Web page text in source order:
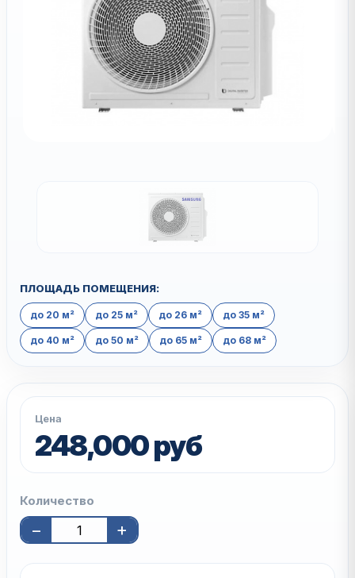
ПЛОЩАДЬ ПОМЕЩЕНИЯ:
до 20 м² до 25 м² до 26 м² до 35 м²
до 40 м² до 50 м² до 65 м² до 68 м²
Цена
248,000 руб
Количество
− +